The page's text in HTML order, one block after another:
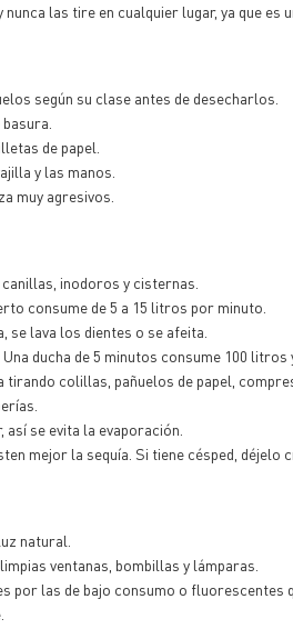
las tire en cualquier lugar, ya que es
según su clase antes de desecharlos.
de papel.
y las manos.
muy agresivos.
inodoros y cisternas.
consume de 5 a 15 litros por minuto.
se lava los dientes o se afeita.
ducha de 5 minutos consume 100
colillas, pañuelos de papel,
se evita la evaporación.
mejor la sequía. Si tiene césped, déjelo
natural.
ventanas, bombillas y lámparas.
las de bajo consumo o fluorescentes